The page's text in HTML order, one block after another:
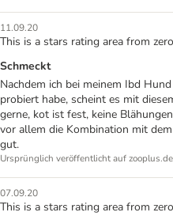
11.09.20
This is a stars rating area from
Schmeckt
Nachdem ich bei meinem Ibd
probiert habe, scheint es mit
gerne, kot ist fest, keine
vor allem die Kombination mit
gut.
Ursprünglich veröffentlicht auf zooplus.de
07.09.20
This is a stars rating area from